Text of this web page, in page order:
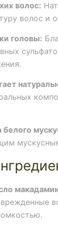
волос:
волос и
головы: